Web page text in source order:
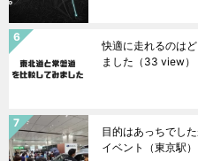
快適に走れるのは
ました （33 view）
目的はあっちでし
イベント（東京駅）